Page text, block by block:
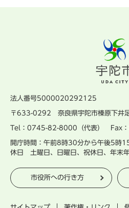
法人番号5000020292125
〒633-0292 奈良県宇陀市榛原下井
Tel：0745-82-8000（代表） Fax
開庁時間：午前8時30分から午後5時
休日 土曜日、日曜日、祝休日、年末
市役所への行き方